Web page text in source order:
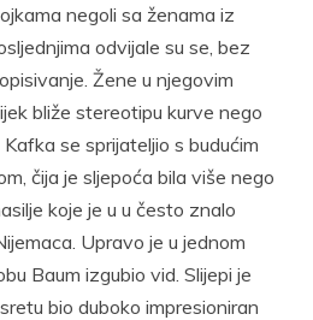
negoli sa ženama iz
odvijale su se, bez
Žene u njegovim
bliže stereotipu kurve nego
se sprijateljio s budućim
čija je sljepoća bila više nego
koje je u u često znalo
Upravo je u jednom
Baum izgubio vid. Slijepi je
bio duboko impresioniran